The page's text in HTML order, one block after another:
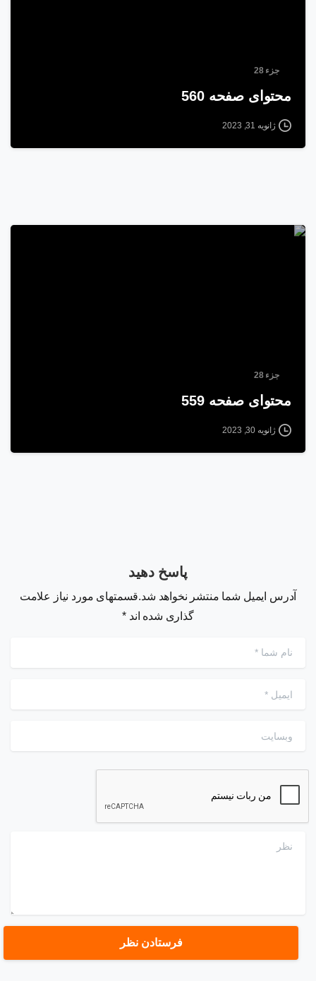
جزء 28
محتوای صفحه 560
ژانویه 31, 2023
جزء 28
محتوای صفحه 559
ژانویه 30, 2023
پاسخ دهید
آدرس ایمیل شما منتشر نخواهد شد.قسمتهای مورد نیاز علامت
گذاری شده اند *
نام شما
ایمیل
وبسایت